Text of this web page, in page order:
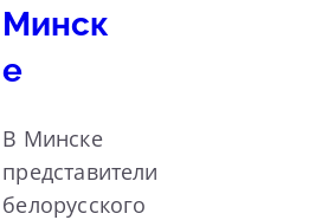
Минск
е
В Минске
представители
белорусского